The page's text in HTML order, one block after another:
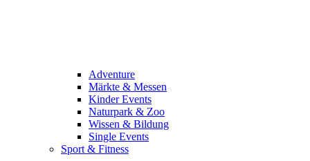
Adventure
Märkte & Messen
Kinder Events
Naturpark & Zoo
Wissen & Bildung
Single Events
Sport & Fitness